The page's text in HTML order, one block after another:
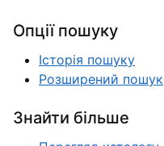
Опції пошуку
Історія пошуку
Розширений пошук
Знайти більше